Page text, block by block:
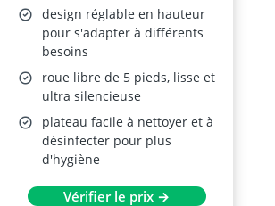
design réglable en hauteur
pour s'adapter à différents
besoins
roue libre de 5 pieds, lisse et
ultra silencieuse
plateau facile à nettoyer et à
désinfecter pour plus
d'hygiène
Vérifier le prix →